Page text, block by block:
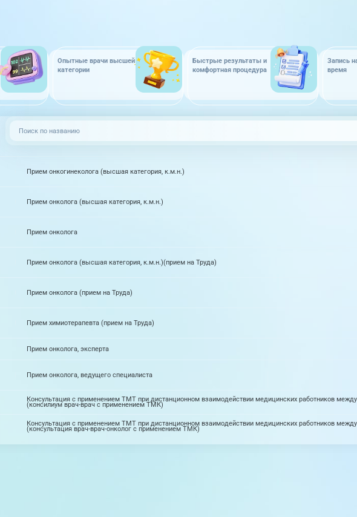
Опытные врачи высшей
категории
Быстрые результаты и
комфортная процедура
Запись
время
Прием онкогинеколога (высшая категория, к.м.н.)
Прием онколога (высшая категория, к.м.н.)
Прием онколога
Прием онколога (высшая категория, к.м.н.)(прием на Труда)
Прием онколога (прием на Труда)
Прием химиотерапевта (прием на Труда)
Прием онколога, эксперта
Прием онколога, ведущего специалиста
Консультация с применением ТМТ при дистанционном взаимодействии медицинских работников
(консилиум врач-врач с применением ТМК)
Консультация с применением ТМТ при дистанционном взаимодействии медицинских работников
(консультация врач-врач-онколог с применением ТМК)